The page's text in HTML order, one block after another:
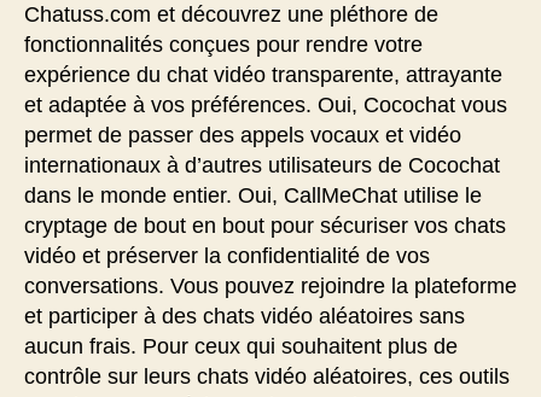
Chatuss.com et découvrez une pléthore de
fonctionnalités conçues pour rendre votre
expérience du chat vidéo transparente, attrayante
et adaptée à vos préférences. Oui, Cocochat vous
permet de passer des appels vocaux et vidéo
internationaux à d’autres utilisateurs de Cocochat
dans le monde entier. Oui, CallMeChat utilise le
cryptage de bout en bout pour sécuriser vos chats
vidéo et préserver la confidentialité de vos
conversations. Vous pouvez rejoindre la plateforme
et participer à des chats vidéo aléatoires sans
aucun frais. Pour ceux qui souhaitent plus de
contrôle sur leurs chats vidéo aléatoires, ces outils